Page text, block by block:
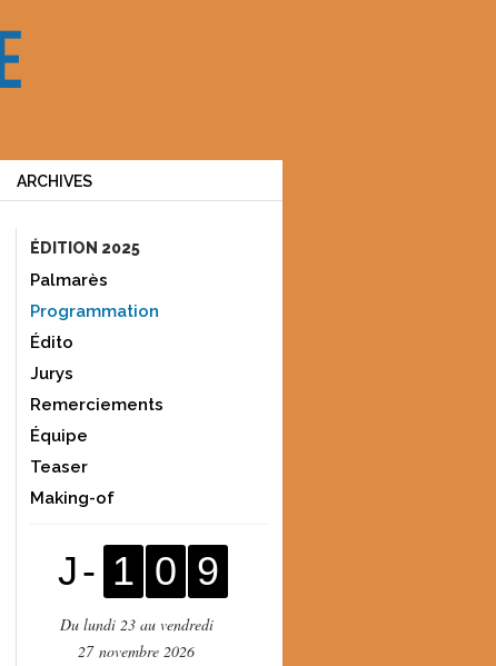
ARCHIVES
ÉDITION 2025
Palmarès
Programmation
Édito
Jurys
Remerciements
Équipe
Teaser
Making-of
J - 1 0 9
Du lundi 23 au vendredi
27 novembre 2026